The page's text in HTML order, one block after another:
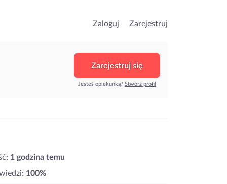
Zaloguj Zarejestruj
Zarejestruj się
Jesteś opiekunką? Stwórz profil
1 godzina temu
100%